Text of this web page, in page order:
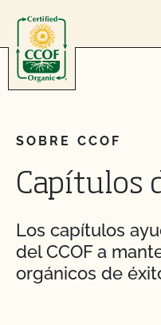
SOBRE CCOF
Capítulos
Los capítulos
del CCOF a
orgánicos de